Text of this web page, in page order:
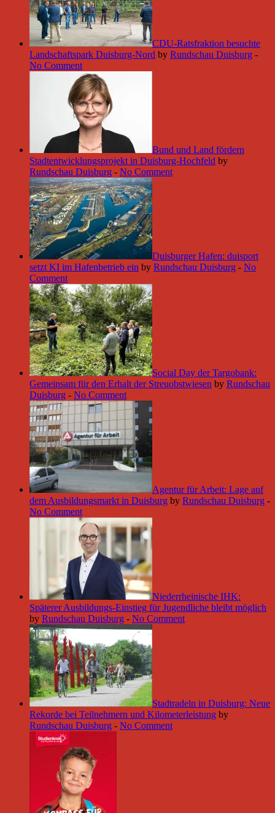
CDU-Ratsfraktion besuchte
Landschaftspark Duisburg-Nord by Rundschau Duisburg -
No Comment
Bund und Land fördern
Stadtentwicklungsprojekt in Duisburg-Hochfeld by
Rundschau Duisburg - No Comment
Duisburger Hafen: duisport
setzt KI im Hafenbetrieb ein by Rundschau Duisburg - No
Comment
Social Day der Targobank:
Gemeinsam für den Erhalt der Streuobstwiesen by Rundschau
Duisburg - No Comment
Agentur für Arbeit: Lage auf
dem Ausbildungsmarkt in Duisburg by Rundschau Duisburg -
No Comment
Niederrheinische IHK:
Späterer Ausbildungs-Einstieg für Jugendliche bleibt möglich
by Rundschau Duisburg - No Comment
Stadtradeln in Duisburg: Neue
Rekorde bei Teilnehmern und Kilometerleistung by
Rundschau Duisburg - No Comment